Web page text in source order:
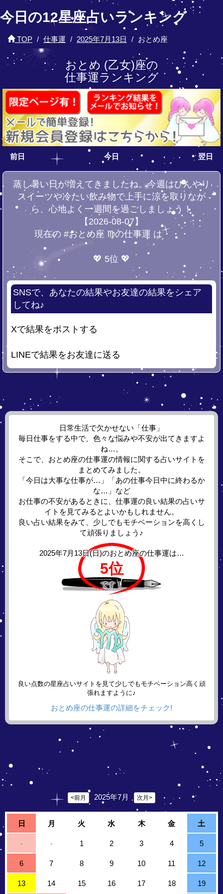
今日の12星座占いランキング
TOP 仕事運 2025年7月13日 おとめ座
おとめ (乙女)座の
仕事運ランキング
前日 今日 翌日
蒸し暑い日が増えてきましたね。今週はひんやり
スイーツや冷たい飲み物で上手に涼を取りなが
ら、心地よく一週間を過ごしましょう！
【2026-08-07】
現在の #おとめ座 ♍の仕事運 は・・・
💖 5位 💖
SNSで、あなたの結果やお友達の結果をシェア
してね♪
Xで結果をポストする
LINEで結果をお友達に送る
日常生活で欠かせない「仕事」
毎日仕事をする中で、色々な悩みや不安が出てきますよ
ね…。
そこで、おとめ座の仕事運の情報に関する占いサイトを
まとめてみました。
「今日は大事な仕事が…」「あの仕事今日中に終わるか
な…」など
お仕事の不安があるときに、仕事運の良い結果の占いサ
イトを見てみるとよいかもしれません。
良い占い結果をみて、少しでもモチベーションを高くし
て頑張りましょう♪
2025年7月13日(日)のおとめ座の仕事運は…
5位
です！
良い点数の星座占いサイトを見て少しでもモチベーション高く頑
張れますように♪
おとめ座の仕事運の詳細をチェック!
<前月 2025年7月 次月>
日 月 火 水 木 金 土
- - 1 2 3 4 5
6 7 8 9 10 11 12
13 14 15 16 17 18 19